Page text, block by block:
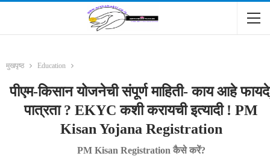
मुखपृष्ठ Education
पीएम-किसान योजनेची संपूर्ण माहिती- काय आहे
पात्रता ? EKYC कशी करायची इत्यादी ! PM
Kisan Yojana Registration
PM Kisan Registration कैसे करें?